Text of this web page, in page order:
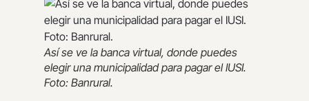
Así se ve la banca virtual, donde puedes
elegir una municipalidad para pagar el IUSI.
Foto: Banrural.